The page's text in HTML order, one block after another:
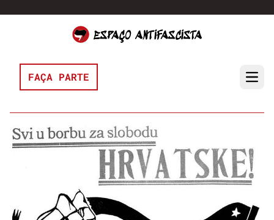
FAÇA PARTE Open